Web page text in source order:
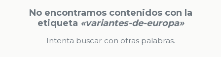
No encontramos contenidos con la
etiqueta «variantes-de-europa»
Intenta buscar con otras palabras.